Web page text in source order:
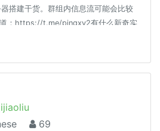
搭建干货。群组内信息流可能会比较
：https://t.me/pingxv2有什么新奇实
设置Telegram为中文：
classic-zh-cn
69